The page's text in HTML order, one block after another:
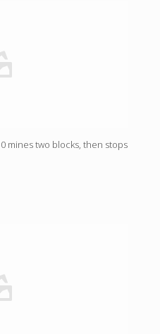
mines two blocks, then stops